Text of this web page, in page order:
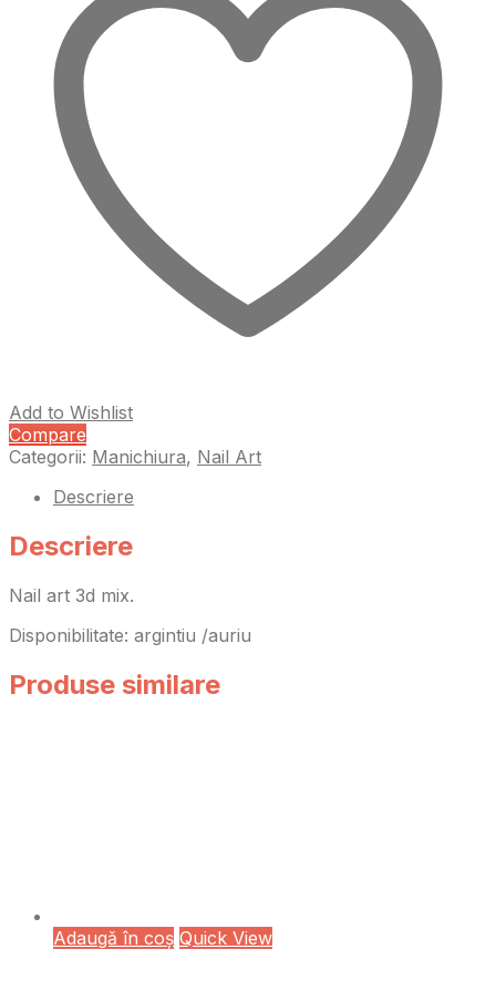
Add to Wishlist
Compare
Categorii: Manichiura, Nail Art
Descriere
Descriere
Nail art 3d mix.
Disponibilitate: argintiu /auriu
Produse similare
Adaugă în coș Quick View